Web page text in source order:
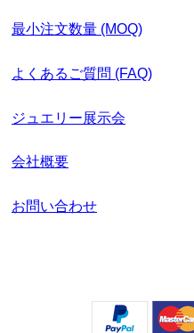
最小注文数量 (MOQ)
よくあるご質問 (FAQ)
ジュエリー展示会
会社概要
お問い合わせ